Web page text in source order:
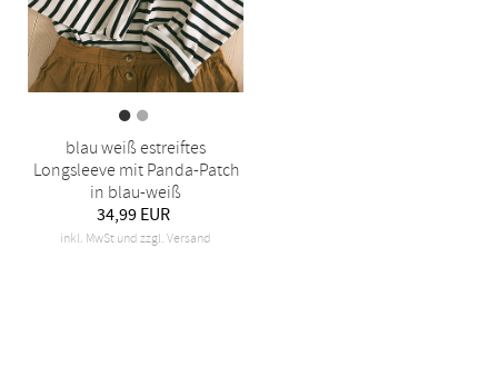
blau weiß estreiftes
Longsleeve mit Panda-Patch
in blau-weiß
34,99 EUR
inkl. MwSt und zzgl. Versand